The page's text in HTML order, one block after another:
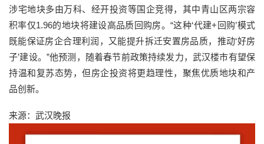
涉宅地块多由万科、经开投资等国企竞得，其中青山区两宗容
积率仅1.96的地块将建设高品质回购房。“这种‘代建+回购’模式
既能保证房企合理利润，又能提升拆迁安置房品质，推动‘好房
子’建设。”他预测，随着春节前政策持续发力，武汉楼市有望保
持温和复苏态势，但房企投资将更趋理性，聚焦优质地块和产
品创新。
来源：武汉晚报